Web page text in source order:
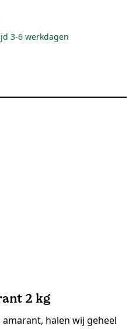
3-6 werkdagen
2 kg
halen wij geheel